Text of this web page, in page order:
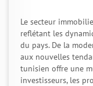
Le secteur
reflétant les
du pays. De la
aux nouvelles
tunisien offre une
investisseurs, les